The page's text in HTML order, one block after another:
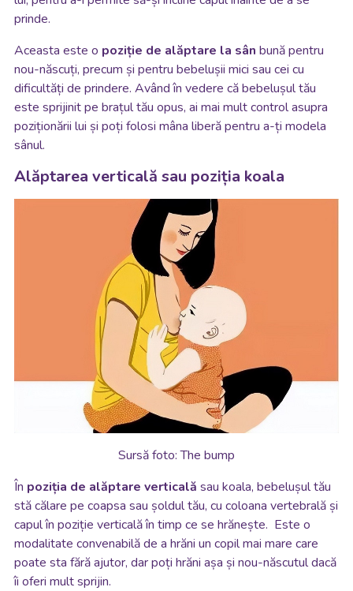
prinde.
Aceasta este o poziție de alăptare la sân bună pentru
nou-născuți, precum și pentru bebelușii mici sau cei cu
dificultăți de prindere. Având în vedere că bebelușul tău
este sprijinit pe brațul tău opus, ai mai mult control asupra
poziționării lui și poți folosi mâna liberă pentru a-ți modela
sânul.
Alăptarea verticală sau poziția koala
Sursă foto: The bump
În poziția de alăptare verticală sau koala, bebelușul tău
stă călare pe coapsa sau șoldul tău, cu coloana vertebrală și
capul în poziție verticală în timp ce se hrănește. Este o
modalitate convenabilă de a hrăni un copil mai mare care
poate sta fără ajutor, dar poți hrăni așa și nou-născutul dacă
îi oferi mult sprijin.